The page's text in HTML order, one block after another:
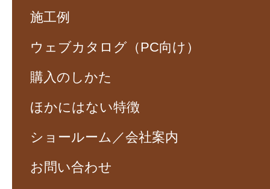
施工例
ウェブカタログ（PC向け）
購入のしかた
ほかにはない特徴
ショールーム／会社案内
お問い合わせ